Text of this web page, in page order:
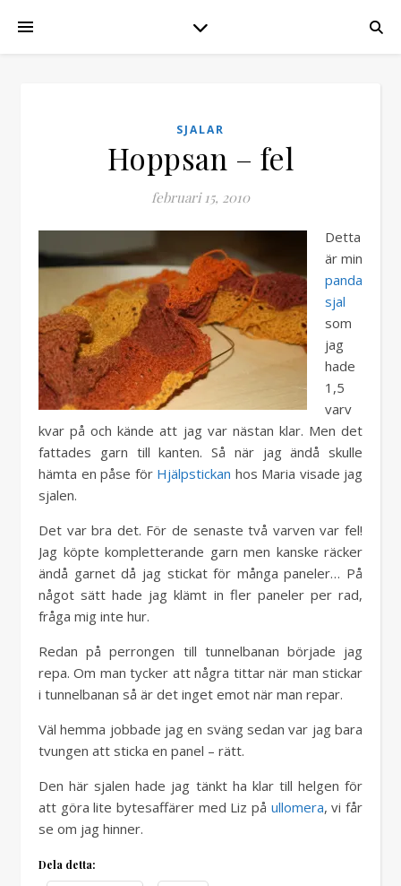
SJALAR
Hoppsan – fel
februari 15, 2010
Detta
är min
panda
sjal
som
jag
hade
1,5
varv
kvar på och kände att jag var nästan klar. Men det
fattades garn till kanten. Så när jag ändå skulle
hämta en påse för Hjälpstickan hos Maria visade jag
sjalen.
Det var bra det. För de senaste två varven var fel!
Jag köpte kompletterande garn men kanske räcker
ändå garnet då jag stickat för många paneler… På
något sätt hade jag klämt in fler paneler per rad,
fråga mig inte hur.
Redan på perrongen till tunnelbanan började jag
repa. Om man tycker att några tittar när man stickar
i tunnelbanan så är det inget emot när man repar.
Väl hemma jobbade jag en sväng sedan var jag bara
tvungen att sticka en panel – rätt.
Den här sjalen hade jag tänkt ha klar till helgen för
att göra lite bytesaffärer med Liz på ullomera, vi får
se om jag hinner.
Dela detta: